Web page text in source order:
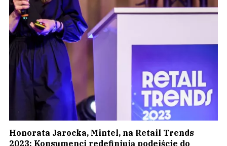
Honorata Jarocka, Mintel, na Retail Trends
2023: Konsumenci redefiniują podejście do